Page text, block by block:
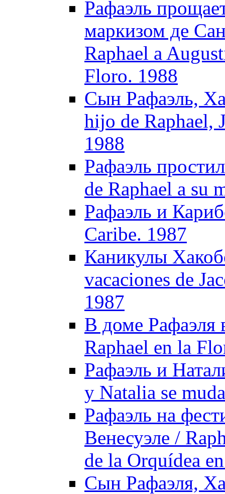
Рафаэль
маркизом де
Raphael a
Floro. 1988
Сын Рафаэль,
hijo de Raphael,
1988
Рафаэль
de Raphael a su
Рафаэль и
Caribe. 1987
Каникулы
vacaciones de
1987
В доме Рафаэля
Raphael en la
Рафаэль и
y Natalia se
Рафаэль на
Венесуэле /
de la Orquídea
Сын Рафаэля,